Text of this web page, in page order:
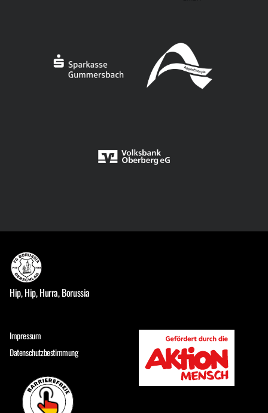
Hip, Hip, Hurra, Borussia
Impressum
Datenschutzbestimmung